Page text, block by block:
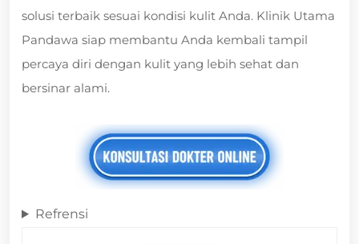
solusi terbaik sesuai kondisi kulit Anda. Klinik Utama
Pandawa siap membantu Anda kembali tampil
percaya diri dengan kulit yang lebih sehat dan
bersinar alami.
Refrensi